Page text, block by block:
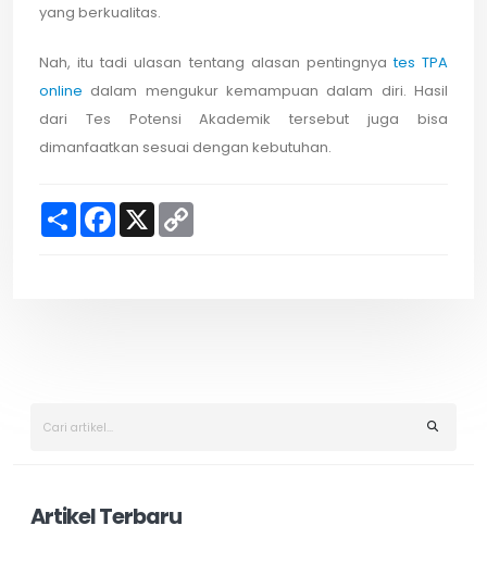
yang berkualitas.
Nah, itu tadi ulasan tentang alasan pentingnyates TPA
online dalam mengukur kemampuan dalam diri. Hasil
dari Tes Potensi Akademik tersebut juga bisa
dimanfaatkan sesuai dengan kebutuhan.
S
F
X
Artikel Terbaru